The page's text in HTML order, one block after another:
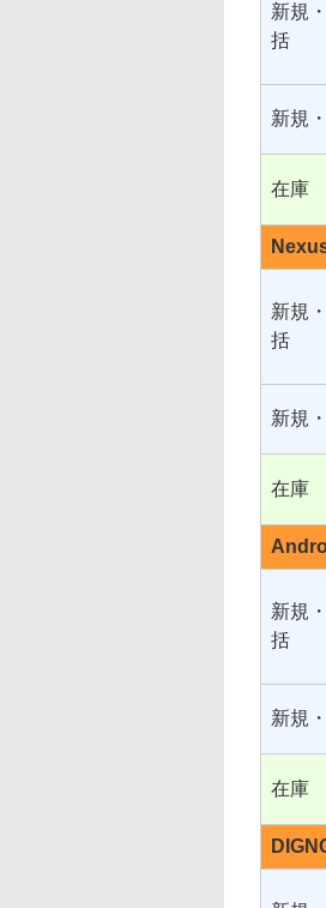
新規
括
新規
在庫
新規
括
新規
在庫
新規
括
新規
在庫